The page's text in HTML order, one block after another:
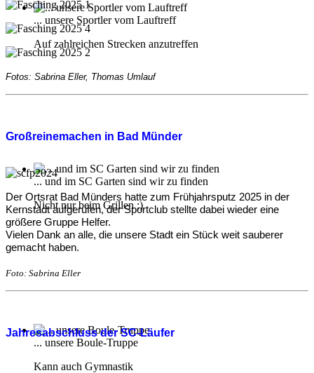
... unsere Sportler vom Lauftreff
Auf zahlreichen Strecken anzutreffen
... und im SC Garten sind wir zu finden
Nicht nur beim Grillen ;)
... unsere Boule-Truppe
Kann auch Gymnastik
Fotos: Sabrina Eller, Thomas Umlauf
Großreinemachen in Bad Münder
Der Ortsrat Bad Münders hatte zum Frühjahrsputz 2025 in der
Kernstadt aufgerufen, der Sportclub stellte dabei wieder eine
größere Gruppe Helfer.
Vielen Dank an alle, die unsere Stadt ein Stück weit sauberer
gemacht haben.
Foto: Sabrina Eller
Jahresabschluss der SC-Läufer